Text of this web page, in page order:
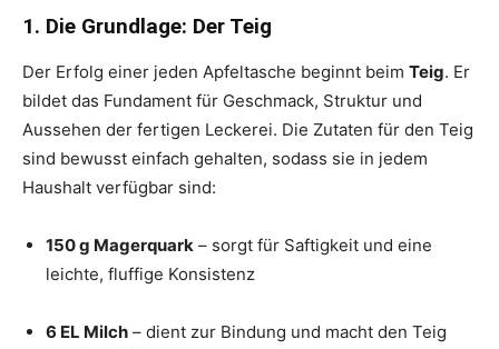
1. Die Grundlage: Der Teig
Der Erfolg einer jeden Apfeltasche beginnt beim Teig. Er
bildet das Fundament für Geschmack, Struktur und
Aussehen der fertigen Leckerei. Die Zutaten für den Teig
sind bewusst einfach gehalten, sodass sie in jedem
Haushalt verfügbar sind:
150 g Magerquark – sorgt für Saftigkeit und eine
leichte, fluffige Konsistenz
6 EL Milch – dient zur Bindung und macht den Teig